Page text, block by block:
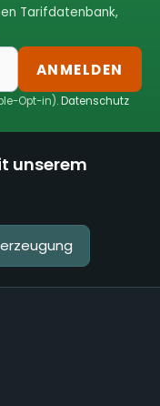
Tarifdatenbank,
ANMELDEN
Opt-in).Datenschutz
unserem